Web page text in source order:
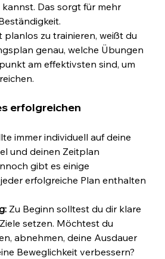
Das sorgt für mehr
planlos zu trainieren, weißt du
genau, welche Übungen
am effektivsten sind, um
erfolgreichen
immer individuell auf deine
und deinen Zeitplan
gibt es einige
erfolgreiche Plan enthalten
Zu Beginn solltest du dir klare
setzen. Möchtest du
abnehmen, deine Ausdauer
Beweglichkeit verbessern?